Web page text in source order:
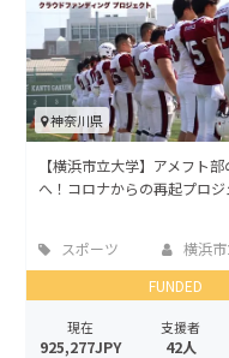
神奈川県
【横浜市立大学】アメフト
へ！コロナからの再起プロジ
スポーツ
横浜市
FUNDED
現在
925,277JPY
支援者
42人